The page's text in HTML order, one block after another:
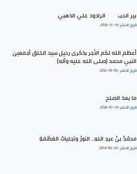
بير الحب | الرادود علي الذهبي
تاريخ النشر :2025-11-19
أعظم الله لكم الأجر بذكرى رحيل سيد الخلق أجمعين
النبي محمد (صلى الله عليه وآله)
تاريخ النشر :2021-10-06
ما بعدَ الصلح
تاريخ النشر :2026-07-19
محمّدُ بنُ عبدِ اللهِ.. النورُ وتجلياتُ العَظَمَةِ
تاريخ النشر :2019-06-20